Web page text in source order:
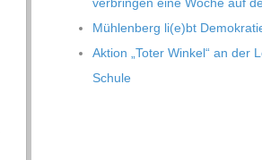
Müh­len­berg li(e)bt
Aktion „Toter Win­kel“ an der
Schule